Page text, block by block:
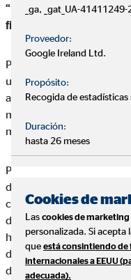
“Disponemos del mejor
financiero”
Para la directiva, hoy en
un cambio en la gestión
asesorar por
mejor su futuro, aunque
más del día a día”.
Por ello es importante
del Grupo OVB, como
con la que cuentan
de la Delegación OVB
horas en conocer las
de los clientes, por lo que
de nuestro asesoramiento
_ga, _gat_UA-41411249-
Proveedor:
Google Ireland Ltd.
Propósito:
Recogida de
Duración:
hasta 26 meses
Cookies de
Las cookies de marketing
personalizada. Si
que está consintiendo de
internacionales a EEUU
adecuada).